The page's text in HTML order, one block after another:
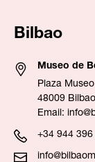
Bilbao
Museo de
Plaza
48009 Bilbao
Email:
+34 944 396